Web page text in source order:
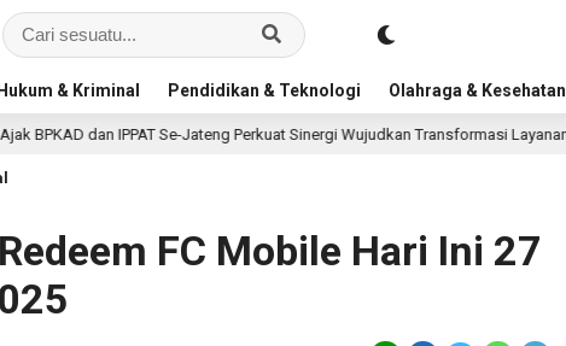
Hukum & Kriminal Pendidikan & Teknologi Olahraga & Kesehatan
Se-Jateng Perkuat Sinergi Wujudkan Transformasi Layanan Pertanahan
FC Mobile Hari Ini 27